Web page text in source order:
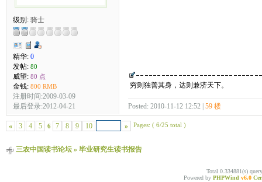
级别: 骑士
精华: 0
发帖: 80
威望: 80 点
金钱: 800 RMB
注册时间:2009-03-09
最后登录:2012-04-21
穷则独善其身，达则兼济天下。
Posted: 2010-11-12 12:52 | 59 楼
« 3 4 5 6 7 8 9 10 » Pages: ( 6/25 total )
三农中国读书论坛» 毕业研究生读书报告
Total 0.334881(s)
Powered by PHPWind v6.0